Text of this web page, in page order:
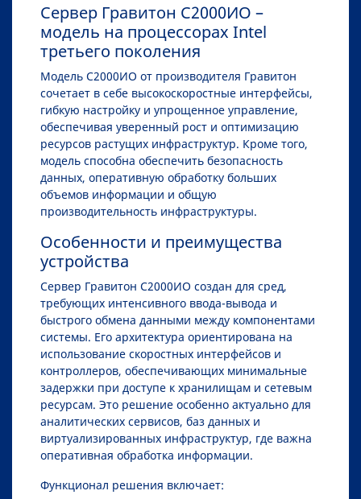
Сервер Гравитон С2000ИО –
модель на процессорах Intel
третьего поколения
Модель С2000ИО от производителя Гравитон
сочетает в себе высокоскоростные интерфейсы,
гибкую настройку и упрощенное управление,
обеспечивая уверенный рост и оптимизацию
ресурсов растущих инфраструктур. Кроме того,
модель способна обеспечить безопасность
данных, оперативную обработку больших
объемов информации и общую
производительность инфраструктуры.
Особенности и преимущества
устройства
Сервер Гравитон С2000ИО создан для сред,
требующих интенсивного ввода-вывода и
быстрого обмена данными между компонентами
системы. Его архитектура ориентирована на
использование скоростных интерфейсов и
контроллеров, обеспечивающих минимальные
задержки при доступе к хранилищам и сетевым
ресурсам. Это решение особенно актуально для
аналитических сервисов, баз данных и
виртуализированных инфраструктур, где важна
оперативная обработка информации.
Функционал решения включает: